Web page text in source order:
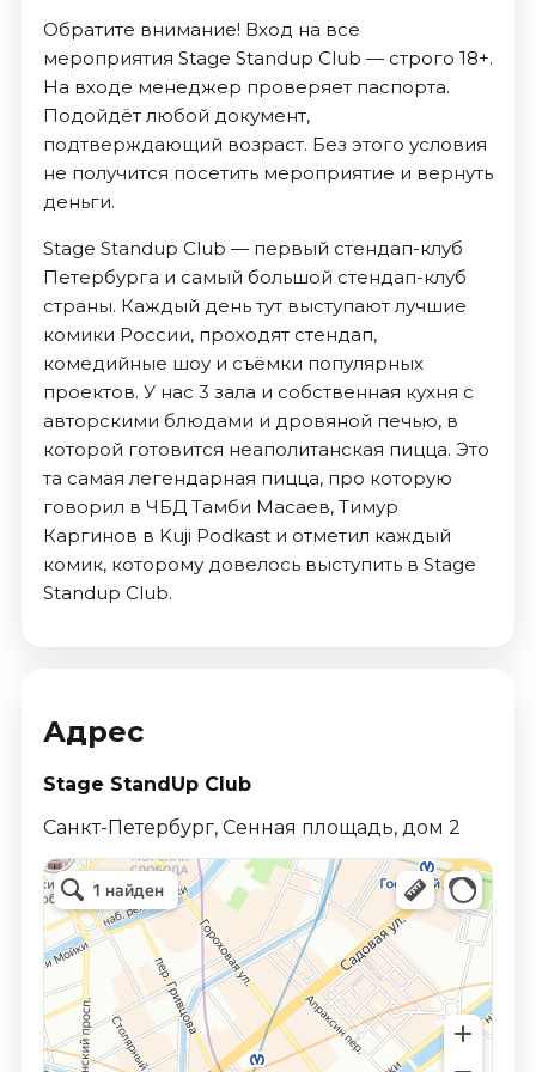
Обратите внимание! Вход на все
мероприятия Stage Standup Club — строго 18+.
На входе менеджер проверяет паспорта.
Подойдёт любой документ,
подтверждающий возраст. Без этого условия
не получится посетить мероприятие и вернуть
деньги.
Stage Standup Club — первый стендап-клуб
Петербурга и самый большой стендап-клуб
страны. Каждый день тут выступают лучшие
комики России, проходят стендап,
комедийные шоу и съёмки популярных
проектов. У нас 3 зала и собственная кухня с
авторскими блюдами и дровяной печью, в
которой готовится неаполитанская пицца. Это
та самая легендарная пицца, про которую
говорил в ЧБД Тамби Масаев, Тимур
Каргинов в Kuji Podkast и отметил каждый
комик, которому довелось выступить в Stage
Standup Club.
Адрес
Stage StandUp Club
Санкт-Петербург, Сенная площадь, дом 2